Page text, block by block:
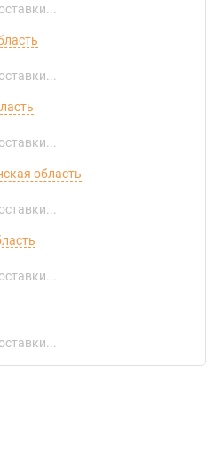
область